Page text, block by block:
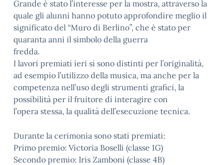
Grande è stato l’interesse per la mostra, attraverso la
quale gli alunni hanno potuto approfondire meglio il
significato del “Muro di Berlino”, che è stato per
quaranta anni il simbolo della guerra
fredda.
I lavori premiati ieri si sono distinti per l’originalità,
ad esempio l’utilizzo della musica, ma anche per la
competenza nell’uso degli strumenti grafici, la
possibilità per il fruitore di interagire con
l’opera stessa, la qualità dell’esecuzione tecnica.
Durante la cerimonia sono stati premiati:
Primo premio: Victoria Boselli (classe 1G)
Secondo premio: Iris Zamboni (classe 4B)